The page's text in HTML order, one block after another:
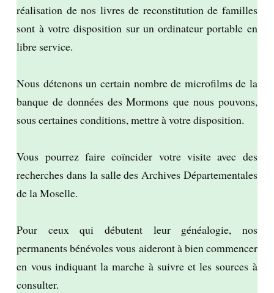
réalisation de nos livres de reconstitution de familles
sont à votre disposition sur un ordinateur portable en
libre service.
Nous détenons un certain nombre de microfilms de la
banque de données des Mormons que nous pouvons,
sous certaines conditions, mettre à votre disposition.
Vous pourrez faire coïncider votre visite avec des
recherches dans la salle des Archives Départementales
de la Moselle.
Pour ceux qui débutent leur généalogie, nos
permanents bénévoles vous aideront à bien commencer
en vous indiquant la marche à suivre et les sources à
consulter.